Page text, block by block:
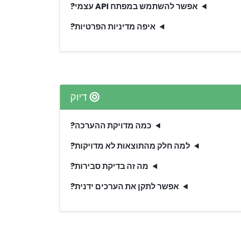
אפשר להשתמש במפתח API עצמי?
איפה מדיניות הפרטיות?
דיוק
כמה מדויקת ההערכה?
למה חלק מהתוצאות לא מדויקות?
מה זה בדיקת סבירות?
אפשר לתקן את הערכים ידנית?